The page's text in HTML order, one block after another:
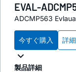
EVAL-
ADCMP563
今すぐ購入 詳
製品詳細